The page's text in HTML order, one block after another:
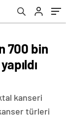
700 bin
kanseri
türleri